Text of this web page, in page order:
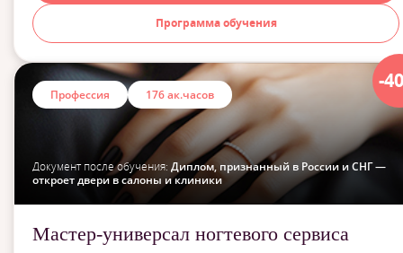
Программа обучения
-
Профессия 176 ак.часов
Документ после обучения: Диплом, признанный в России и СНГ —
откроет двери в салоны и клиники
Мастер-универсал ногтевого сервиса